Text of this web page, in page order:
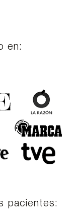
en:
pacientes: